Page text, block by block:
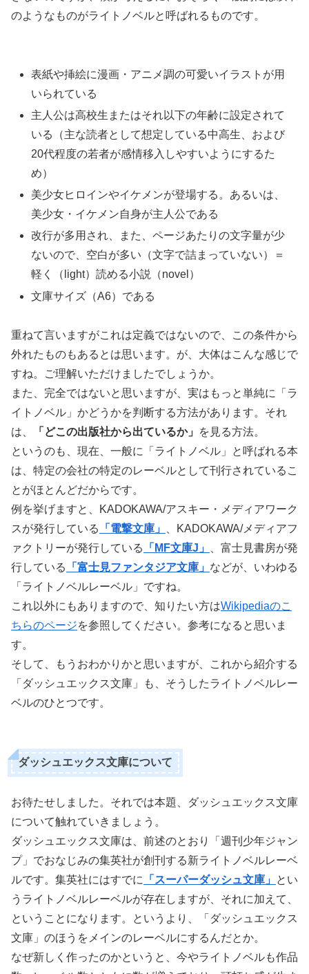
のようなものがライトノベルと呼ばれるものです。
表紙や挿絵に漫画・アニメ調の可愛いイラストが用
いられている
主人公は高校生またはそれ以下の年齢に設定されて
いる（主な読者として想定している中高生、および
20代程度の若者が感情移入しやすいようにするた
め）
美少女ヒロインやイケメンが登場する。あるいは、
美少女・イケメン自身が主人公である
改行が多用され、また、ページあたりの文字量が少
ないので、空白が多い（文字で詰まっていない）＝
軽く（light）読める小説（novel）
文庫サイズ（A6）である
重ねて言いますがこれは定義ではないので、この条件から
外れたものもあるとは思います。が、大体はこんな感じで
すね。ご理解いただけましたでしょうか。
また、完全ではないと思いますが、実はもっと単純に「ラ
イトノベル」かどうかを判断する方法があります。それ
は、
「どこの出版社から出ているか」
を見る方法。
というのも、現在、一般に「ライトノベル」と呼ばれる本
は、特定の会社の特定のレーベルとして刊行されているこ
とがほとんどだからです。
例を挙げますと、KADOKAWA/アスキー・メディアワーク
スが発行している
「電撃文庫」 、KADOKAWA/メディアフ
ァクトリーが発行している
「MF文庫J」 、富士見書房が発
行している
「富士見ファンタジア文庫」 などが、いわゆる
「ライトノベルレーベル」ですね。
これ以外にもありますので、知りたい方はWikipediaのこ
ちらのページを参照してください。参考になると思いま
す。
そして、もうおわかりかと思いますが、これから紹介する
「ダッシュエックス文庫」も、そうしたライトノベルレー
ベルのひとつです。
ダッシュエックス文庫について
お待たせしました。それでは本題、ダッシュエックス文庫
について触れていきましょう。
ダッシュエックス文庫は、前述のとおり「週刊少年ジャン
プ」でおなじみの集英社が創刊する新ライトノベルレーベ
ルです。集英社にはすでに 「スーパーダッシュ文庫」 とい
うライトノベルレーベルが存在しますが、それに加えて、
ということになります。というより、「ダッシュエックス
文庫」のほうをメインのレーベルにするんだとか。
なぜ新しく作ったのかというと、今やライトノベルも作品